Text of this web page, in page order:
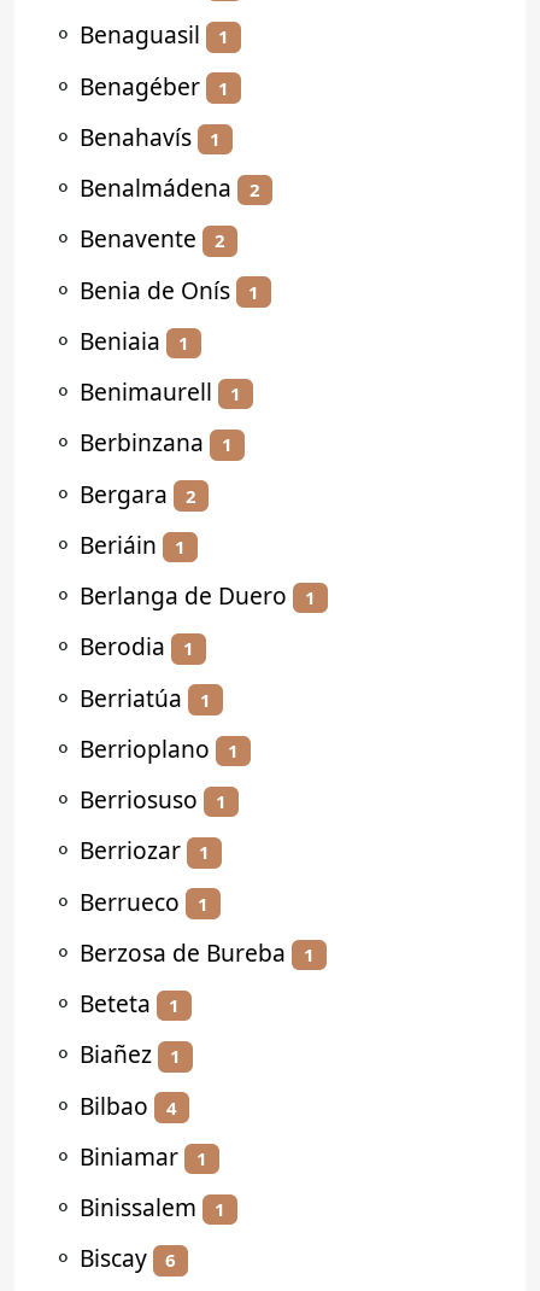
⚬ Benaguasil 1
⚬ Benagéber 1
⚬ Benahavís 1
⚬ Benalmádena 2
⚬ Benavente 2
⚬ Benia de Onís 1
⚬ Beniaia 1
⚬ Benimaurell 1
⚬ Berbinzana 1
⚬ Bergara 2
⚬ Beriáin 1
⚬ Berlanga de Duero 1
⚬ Berodia 1
⚬ Berriatúa 1
⚬ Berrioplano 1
⚬ Berriosuso 1
⚬ Berriozar 1
⚬ Berrueco 1
⚬ Berzosa de Bureba 1
⚬ Beteta 1
⚬ Biañez 1
⚬ Bilbao 4
⚬ Biniamar 1
⚬ Binissalem 1
⚬ Biscay 6